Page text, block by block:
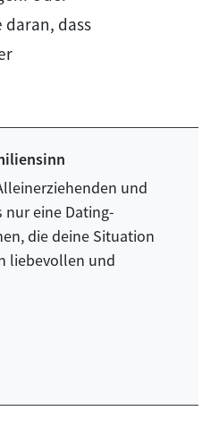
daran, dass
und
nur eine Dating-
die deine Situation
liebevollen und